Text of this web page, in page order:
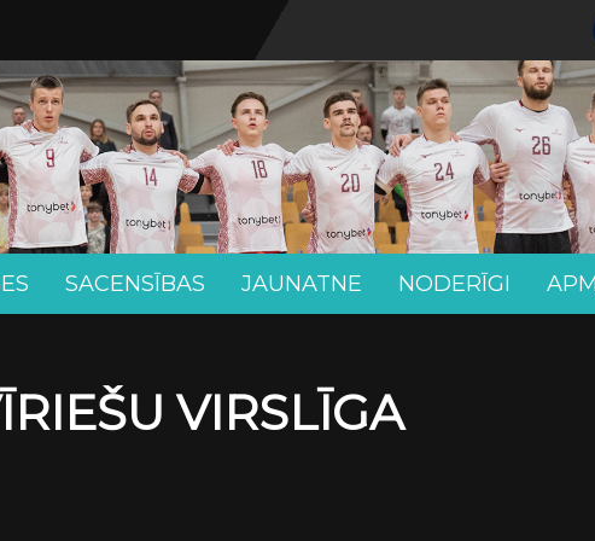
SACENSĪBAS JAUNATNE NODERĪGI
VIRSLĪGA